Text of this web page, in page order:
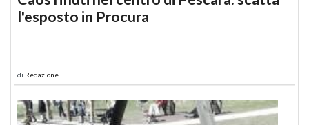
l'esposto in Procura
di Redazione